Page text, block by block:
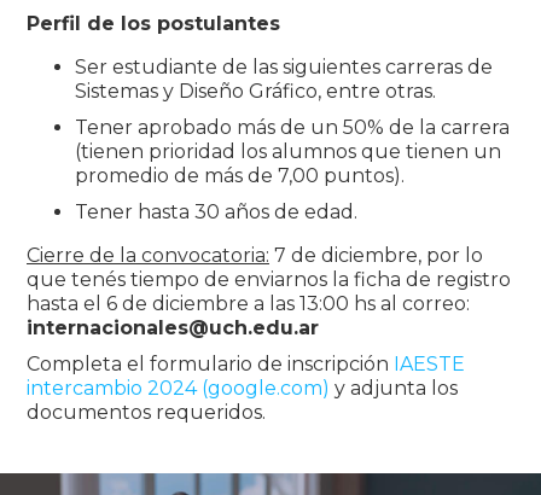
Perfil de los postulantes
Ser estudiante de las siguientes carreras de
Sistemas y Diseño Gráfico, entre otras.
Tener aprobado más de un 50% de la carrera
(tienen prioridad los alumnos que tienen un
promedio de más de 7,00 puntos).
Tener hasta 30 años de edad.
Cierre de la convocatoria: 7 de diciembre, por lo
que tenés tiempo de enviarnos la ficha de registro
hasta el 6 de diciembre a las 13:00 hs al correo:
internacionales@uch.edu.ar
Completa el formulario de inscripción IAESTE
intercambio 2024 (google.com) y adjunta los
documentos requeridos.